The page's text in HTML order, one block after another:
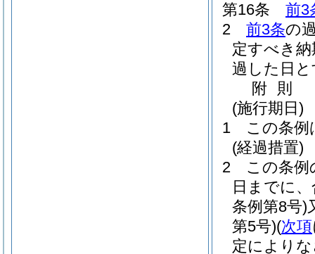
第16条
前3
2
前3条の
定すべき
過した日
附 則
(施行期日)
1
この条例
(経過措置)
2
この条例
日までに
条例第8号)
第5号)(次項
定により